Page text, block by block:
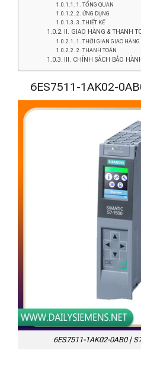
1. TỔNG QUAN
2. ỨNG DỤNG
3. THIẾT KẾ
II. GIAO HÀNG & THANH
1. THỜI GIAN GIAO HÀNG
2. THANH TOÁN
III. CHÍNH SÁCH BẢO
6ES7511-1AK02-
6ES7511-1AK02-0AB0 |